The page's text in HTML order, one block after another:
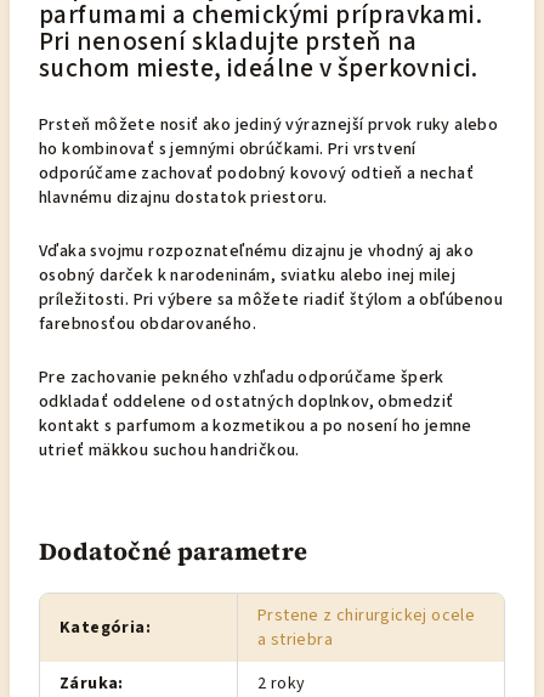
parfumami a chemickými prípravkami.
Pri nenosení skladujte prsteň na
suchom mieste, ideálne v šperkovnici.
Prsteň môžete nosiť ako jediný výraznejší prvok ruky alebo
ho kombinovať s jemnými obrúčkami. Pri vrstvení
odporúčame zachovať podobný kovový odtieň a nechať
hlavnému dizajnu dostatok priestoru.
Vďaka svojmu rozpoznateľnému dizajnu je vhodný aj ako
osobný darček k narodeninám, sviatku alebo inej milej
príležitosti. Pri výbere sa môžete riadiť štýlom a obľúbenou
farebnosťou obdarovaného.
Pre zachovanie pekného vzhľadu odporúčame šperk
odkladať oddelene od ostatných doplnkov, obmedziť
kontakt s parfumom a kozmetikou a po nosení ho jemne
utrieť mäkkou suchou handričkou.
Dodatočné parametre
Kategória:
Prstene z chirurgickej ocele
a striebra
Záruka: 2 roky